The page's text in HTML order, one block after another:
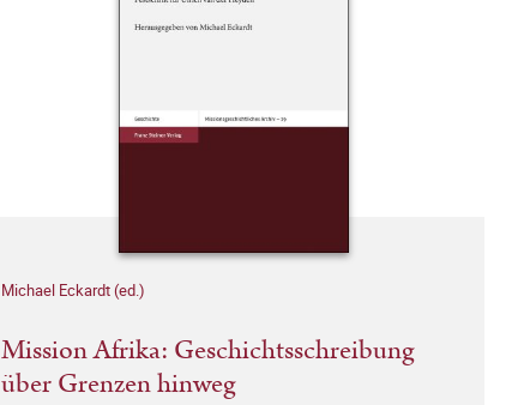
Michael Eckardt (ed.)
Mission Afrika: Geschichtsschreibung
über Grenzen hinweg